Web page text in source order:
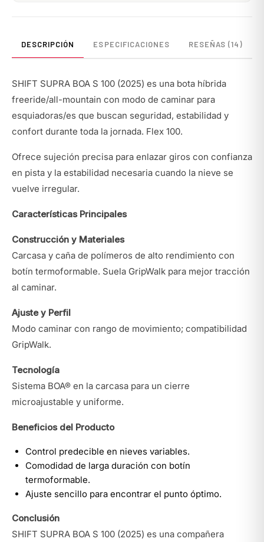
DESCRIPCIÓN ESPECIFICACIONES RESEÑAS (14)
SHIFT SUPRA BOA S 100 (2025) es una bota híbrida
freeride/all-mountain con modo de caminar para
esquiadoras/es que buscan seguridad, estabilidad y
confort durante toda la jornada. Flex 100.
Ofrece sujeción precisa para enlazar giros con confianza
en pista y la estabilidad necesaria cuando la nieve se
vuelve irregular.
Características Principales
Construcción y Materiales
Carcasa y caña de polímeros de alto rendimiento con
botín termoformable. Suela GripWalk para mejor tracción
al caminar.
Ajuste y Perfil
Modo caminar con rango de movimiento; compatibilidad
GripWalk.
Tecnología
Sistema BOA® en la carcasa para un cierre
microajustable y uniforme.
Beneficios del Producto
Control predecible en nieves variables.
Comodidad de larga duración con botín
termoformable.
Ajuste sencillo para encontrar el punto óptimo.
Conclusión
SHIFT SUPRA BOA S 100 (2025) es una compañera